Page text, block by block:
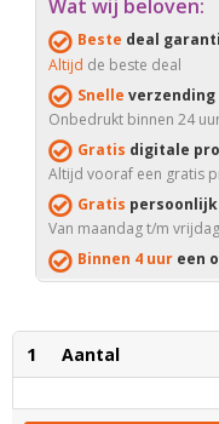
Wat wij beloven:
Beste deal
Altijd de beste deal
Snelle verzending
Onbedrukt binnen 24
Gratis digitale
Altijd vooraf een gratis
Gratis
Van maandag t/m
Binnen 4 uur een
1 Aantal